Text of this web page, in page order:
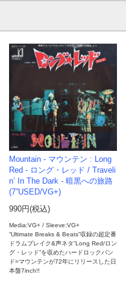
Mountain - マウンテン : Long
Red - ロング・レッド / Traveli
n’ In The Dark - 暗黒への旅路
(7”USED/VG+)
990円(税込)
Media:VG+ / Sleeve:VG+
“Ultimate Breaks & Beats”収録の超定番
ドラムブレイク&声ネタ”Long Red/ロン
グ・レッド”を収めたハードロックバン
ド=マウンテンが72年にリリースした日
本盤7inch!!